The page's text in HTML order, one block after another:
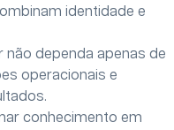
identidade e
não dependa apenas de
operacionais e
conhecimento em